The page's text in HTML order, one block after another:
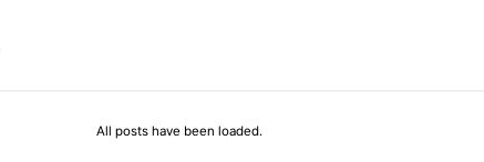
All posts have been loaded.